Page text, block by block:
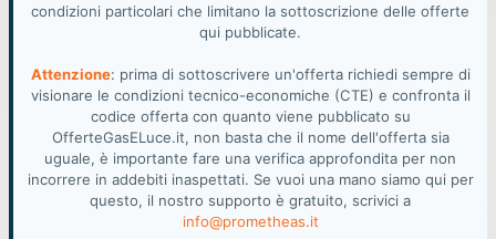
condizioni particolari che limitano la sottoscrizione delle offerte
qui pubblicate.
Attenzione: prima di sottoscrivere un'offerta richiedi sempre di
visionare le condizioni tecnico-economiche (CTE) e confronta il
codice offerta con quanto viene pubblicato su
OfferteGasELuce.it, non basta che il nome dell'offerta sia
uguale, è importante fare una verifica approfondita per non
incorrere in addebiti inaspettati. Se vuoi una mano siamo qui per
questo, il nostro supporto è gratuito, scrivici a
info@prometheas.it